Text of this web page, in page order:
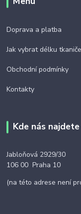
Doprava a platba
Jak vybrat délku
Obchodní podmínky
Kontakty
Kde nás najdete
Jabloňová 2929/30
106 00 Praha 10
(na této adrese není